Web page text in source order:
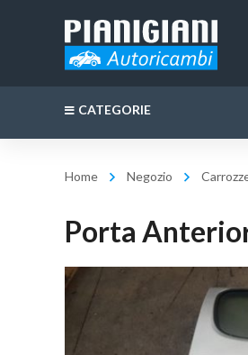
CATEGORIE
Home Negozio
Porta